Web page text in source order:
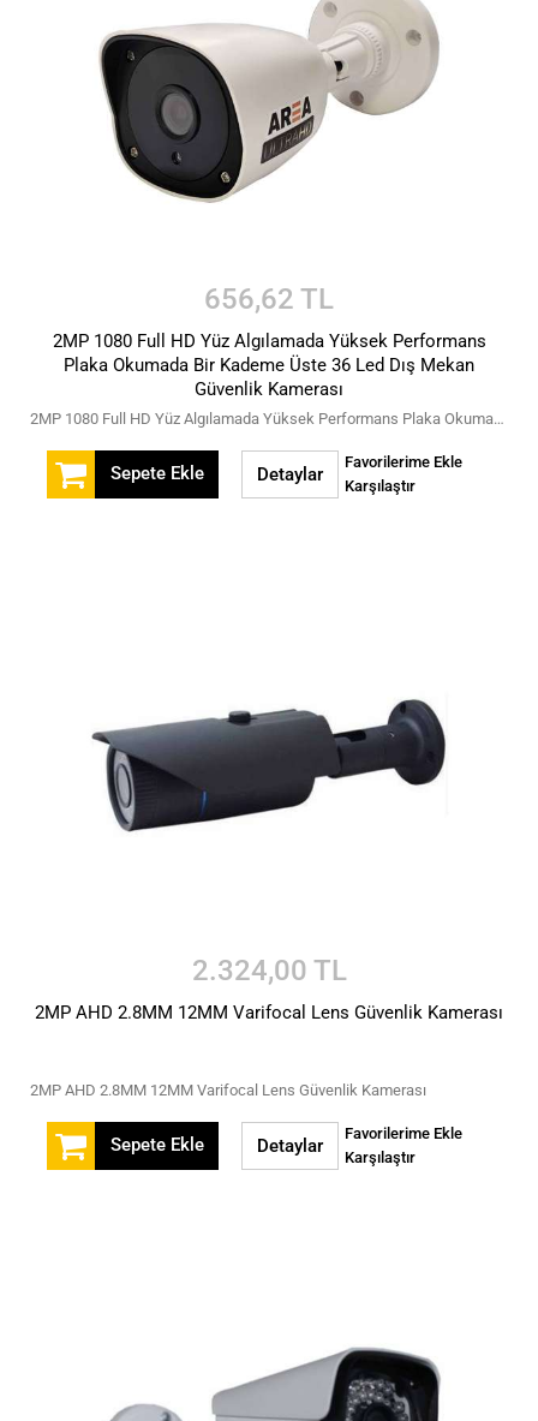
656,62 TL
2MP 1080 Full HD Yüz Algılamada Yüksek Performans
Plaka Okumada Bir Kademe Üste 36 Led Dış Mekan
Güvenlik Kamerası
2MP 1080 Full HD Yüz Algılamada Yüksek Performans Plaka Okumada Bir Kademe Üste 36 Led Dış Mekan Güvenlik Kamerası
Sepete Ekle Detaylar
Favorilerime Ekle
Karşılaştır
2.324,00 TL
2MP AHD 2.8MM 12MM Varifocal Lens Güvenlik Kamerası
2MP AHD 2.8MM 12MM Varifocal Lens Güvenlik Kamerası
Sepete Ekle Detaylar
Favorilerime Ekle
Karşılaştır